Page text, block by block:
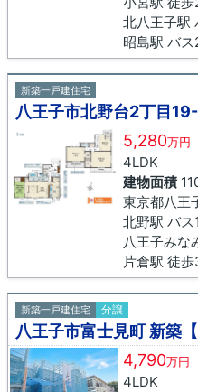
新築一戸建住宅
5,280万円
4LDK
建物面積
東京都八王
片倉駅 徒
新築一戸建住宅 分譲
八王子市富士見町 新築
4,790万円
4LDK